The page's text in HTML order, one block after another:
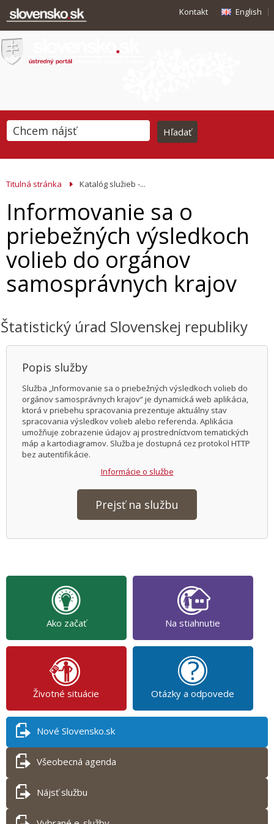
Kontakt English
Titulná stránka Katalóg služieb -...
Informovanie sa o
priebežných výsledkoch
volieb do orgánov
samosprávnych krajov
Štatistický úrad Slovenskej republiky
Popis služby
Služba „Informovanie sa o priebežných výsledkoch volieb do
orgánov samosprávnych krajov“ je dynamická web aplikácia,
ktorá v priebehu spracovania prezentuje aktuálny stav
spracovania výsledkov volieb alebo referenda. Aplikácia
umožňuje zobrazenie údajov aj prostredníctvom tematických
máp a kartodiagramov. Služba je dostupná cez protokol HTTP
bez autentifikácie.
Informácie o službe
Prejsť na službu
Ako začať Na stiahnutie
Životné situácie Otázky a odpovede
Nové Slovensko.sk
Všeobecná agenda
Nájsť službu